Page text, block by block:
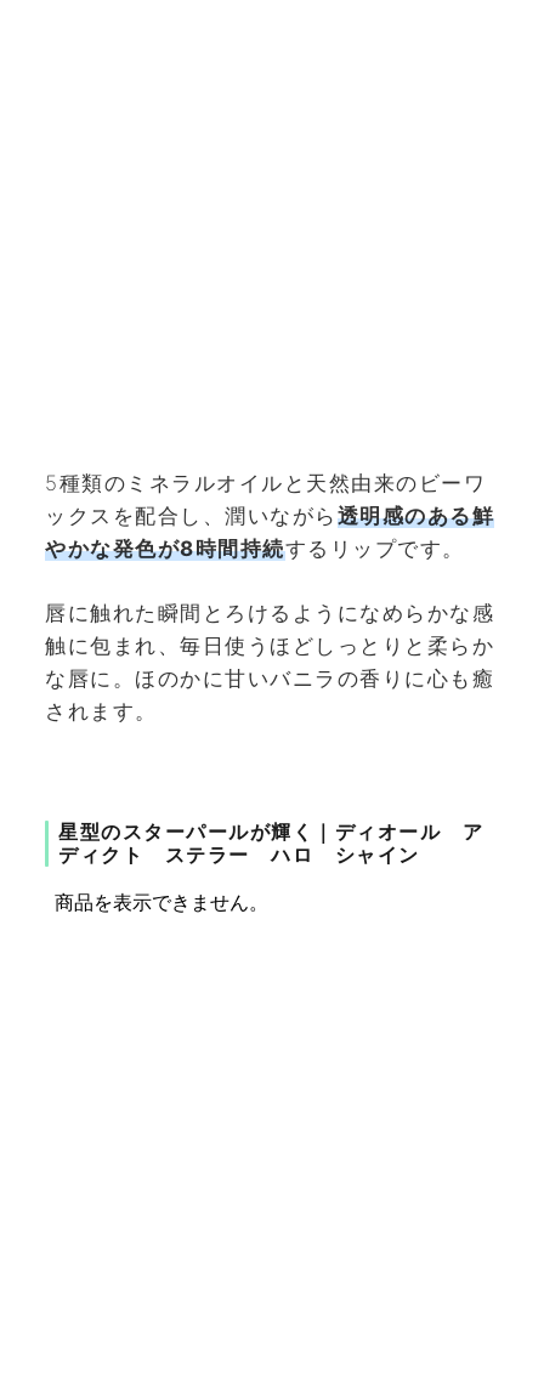
5種類のミネラルオイルと天然由来のビーワ
ックスを配合し、潤いながら 透明感のある鮮
やかな発色が8時間持続するリップです。
唇に触れた瞬間とろけるようになめらかな感
触に包まれ、毎日使うほどしっとりと柔らか
な唇に。ほのかに甘いバニラの香りに心も癒
されます。
星型のスターパールが輝く｜ディオール ア
ディクト ステラー ハロ シャイン